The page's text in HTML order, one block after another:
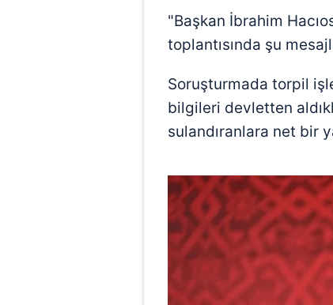
"Başkan İbrahim
toplantısında şu
Soruşturmada torpil
bilgileri devletten
sulandıranlara net bir